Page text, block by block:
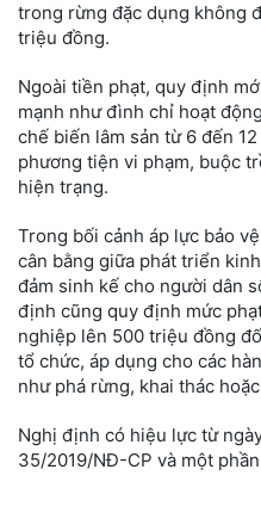
trong rừng đặc dụng không
triệu đồng.
Ngoài tiền phạt, quy định
mạnh như đình chỉ hoạt
chế biến lâm sản từ 6 đến
phương tiện vi phạm, buộc
hiện trạng.
Trong bối cảnh áp lực bảo
cân bằng giữa phát triển
đảm sinh kế cho người dân
định cũng quy định mức
nghiệp lên 500 triệu đồng
tổ chức, áp dụng cho các
như phá rừng, khai thác
Nghị định có hiệu lực từ
35/2019/NĐ-CP và một